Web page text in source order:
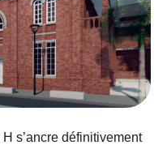
s’ancre définitivement